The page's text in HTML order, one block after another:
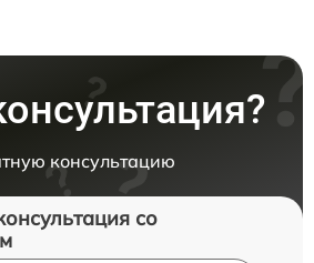
консультацию
со